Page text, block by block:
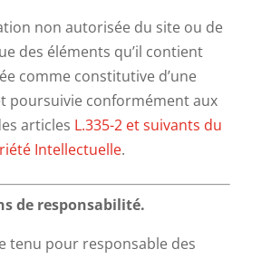
non autorisée du site ou de
des éléments qu’il contient
comme constitutive d’une
poursuivie conformément aux
articles L.335-2 et suivants du
Intellectuelle.
de responsabilité.
tenu pour responsable des